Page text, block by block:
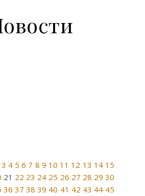
3 4 5 6 7 8 9 10 11 12 13 14 15
21 22 23 24 25 26 27 28 29 30
36 37 38 39 40 41 42 43 44 45